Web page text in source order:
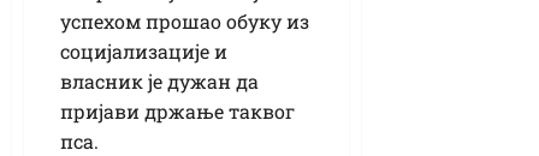
успехом прошао обуку из
социјализације и
власник је дужан да
пријави држање таквог
пса.